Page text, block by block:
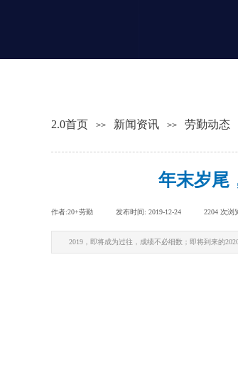
2.0首页 >> 新闻资讯 >> 劳勤动态
年末岁尾
作者:20+劳勤 发布时间: 2019-12-24 2204 次浏
2019，即将成为过往，成绩不必细数；即将到来的